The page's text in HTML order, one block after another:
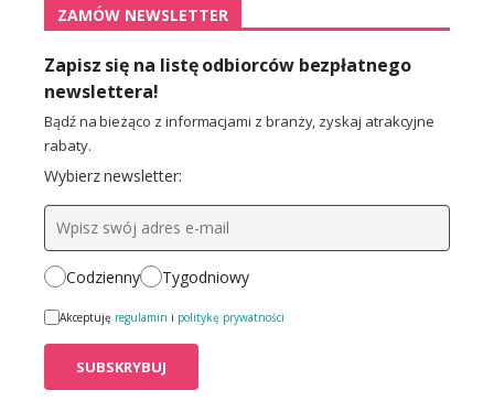
ZAMÓW NEWSLETTER
Zapisz się na listę odbiorców bezpłatnego
newslettera!
Bądź na bieżąco z informacjami z branży, zyskaj atrakcyjne
rabaty.
Wybierz newsletter:
Codzienny Tygodniowy
Akceptuję regulamin i politykę prywatności